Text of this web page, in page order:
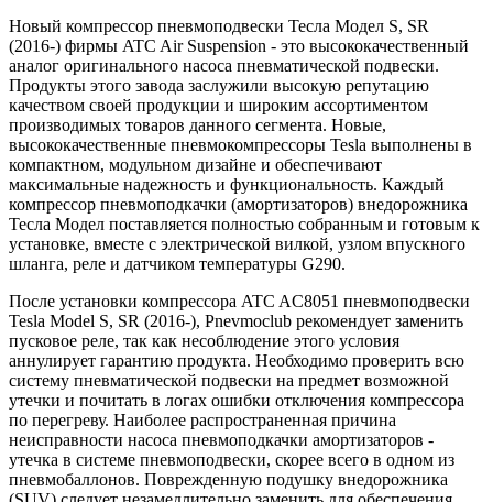
Новый компрессор пневмоподвески Тесла Модел S, SR
(2016-) фирмы ATC Air Suspension - это высококачественный
аналог оригинального насоса пневматической подвески.
Продукты этого завода заслужили высокую репутацию
качеством своей продукции и широким ассортиментом
производимых товаров данного сегмента. Новые,
высококачественные пневмокомпрессоры Tesla выполнены в
компактном, модульном дизайне и обеспечивают
максимальные надежность и функциональность. Каждый
компрессор пневмоподкачки (амортизаторов) внедорожника
Тесла Модел поставляется полностью собранным и готовым к
установке, вместе с электрической вилкой, узлом впускного
шланга, реле и датчиком температуры G290.
После установки компрессора ATC AC8051 пневмоподвески
Tesla Model S, SR (2016-), Pnevmoclub рекомендует заменить
пусковое реле, так как несоблюдение этого условия
аннулирует гарантию продукта. Необходимо проверить всю
систему пневматической подвески на предмет возможной
утечки и почитать в логах ошибки отключения компрессора
по перегреву. Наиболее распространенная причина
неисправности насоса пневмоподкачки амортизаторов -
утечка в системе пневмоподвески, скорее всего в одном из
пневмобаллонов. Поврежденную подушку внедорожника